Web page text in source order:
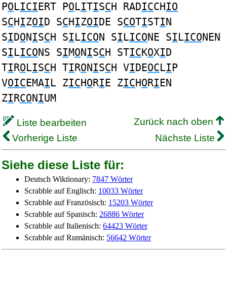
POLICIERT POLITISCH RADICCHIO
SCHIZOID SCHIZOIDE SCOTISTIN
SIDONISCH SILICON SILICONE SILICONEN
SILICONS SIMONISCH STICKOXID
TIROLISCH TIRONISCH VIDEOCLIP
VOICEMAIL ZICHORIE ZICHORIEN
ZIRCONIUM
Liste bearbeiten
Zurück nach oben
Vorherige Liste
Nächste Liste
Siehe diese Liste für:
Deutsch Wiktionary: 7847 Wörter
Scrabble auf Englisch: 10033 Wörter
Scrabble auf Französisch: 15203 Wörter
Scrabble auf Spanisch: 26886 Wörter
Scrabble auf Italienisch: 64423 Wörter
Scrabble auf Rumänisch: 56642 Wörter